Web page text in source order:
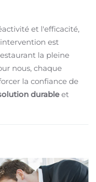
et l'efficacité,
est
la pleine
nous, chaque
la confiance de
durable et